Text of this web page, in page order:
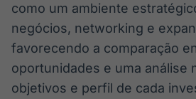
ativos
como um ambiente
negócios, networking e
favorecendo a comparação
oportunidades e uma análise
objetivos e perfil de cada